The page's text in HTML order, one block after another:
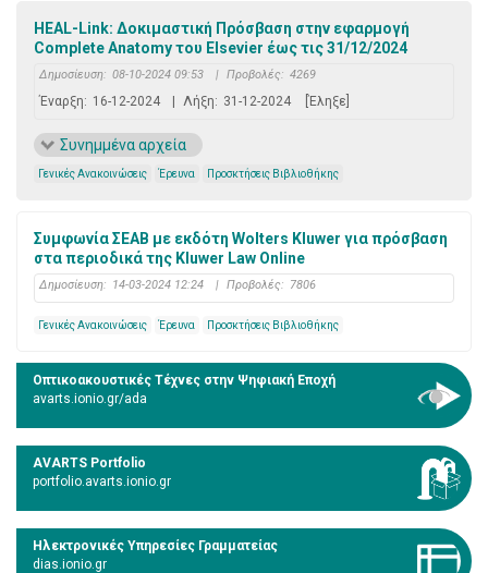
HEAL-Link: Δοκιμαστική Πρόσβαση στην εφαρμογή
Complete Anatomy του Elsevier έως τις 31/12/2024
Δημοσίευση: 08-10-2024 09:53 | Προβολές: 4269
Έναρξη: 16-12-2024 | Λήξη: 31-12-2024 [Έληξε]
Συνημμένα αρχεία
Γενικές Ανακοινώσεις Έρευνα Προσκτήσεις Βιβλιοθήκης
Συμφωνία ΣΕΑΒ με εκδότη Wolters Kluwer για πρόσβαση
στα περιοδικά της Kluwer Law Online
Δημοσίευση: 14-03-2024 12:24 | Προβολές: 7806
Γενικές Ανακοινώσεις Έρευνα Προσκτήσεις Βιβλιοθήκης
Οπτικοακουστικές Τέχνες στην Ψηφιακή Εποχή
avarts.ionio.gr/ada
AVARTS Portfolio
portfolio.avarts.ionio.gr
Ηλεκτρονικές Υπηρεσίες Γραμματείας
dias.ionio.gr